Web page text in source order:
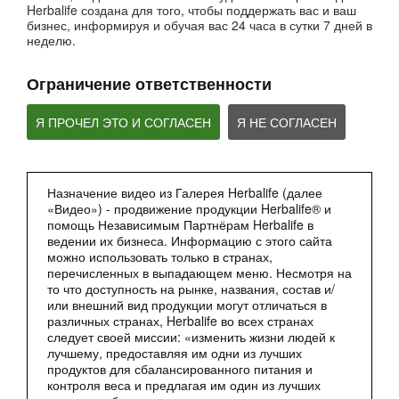
Herbalife создана для того, чтобы поддержать вас и ваш
бизнес, информируя и обучая вас 24 часа в сутки 7 дней в
неделю.
Ограничение ответственности
Я ПРОЧЕЛ ЭТО И СОГЛАСЕН Я НЕ СОГЛАСЕН
Назначение видео из Галерея Herbalife (далее
«Видео») - продвижение продукции Herbalife® и
помощь Независимым Партнёрам Herbalife в
ведении их бизнеса. Информацию с этого сайта
можно использовать только в странах,
перечисленных в выпадающем меню. Несмотря на
то что доступность на рынке, названия, состав и/
или внешний вид продукции могут отличаться в
различных странах, Herbalife во всех странах
следует своей миссии: «изменить жизни людей к
лучшему, предоставляя им одни из лучших
продуктов для сбалансированного питания и
контроля веса и предлагая им один из лучших
Мультфильм - Формула 1 Вечерний Коктейль
Сбалансированное питание 24 часа